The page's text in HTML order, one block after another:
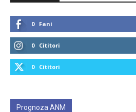
0 Fani
0 Cititori
0 Cititori
Prognoza ANM